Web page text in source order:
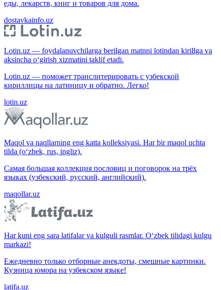
еды, лекарств, книг и товаров для дома.
dostavkainfo.uz
Lotin.uz — foydalanuvchilarga berilgan matnni lotindan kirillga va
aksincha o‘girish xizmatini taklif etadi.
Lotin.uz — поможет транслитерировать с узбекской
кириллицы на латиницу и обратно. Легко!
lotin.uz
Maqol va naqllarning eng katta kolleksiyasi. Har bir maqol uchta
tilda (o‘zbek, rus, ingliz).
Самая большая коллекция пословиц и поговорок на трёх
языках (узбекский, русский, английский).
maqollar.uz
Har kuni eng sara latifalar va kulguli rasmlar. O‘zbek tilidagi kulgu
markazi!
Ежедневно только отборные анекдоты, смешные картинки.
Кузница юмора на узбекском языке!
latifa.uz